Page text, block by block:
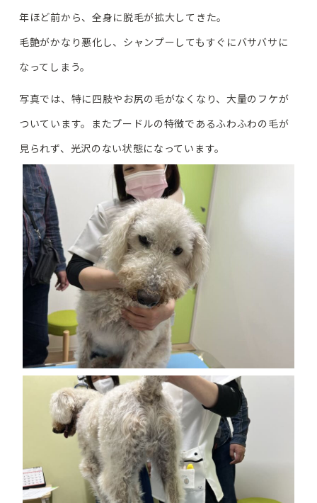
年ほど前から、全身に脱毛が拡大してきた。
毛艶がかなり悪化し、シャンプーしてもすぐにバサバサに
なってしまう。
写真では、特に四肢やお尻の毛がなくなり、大量のフケが
ついています。またプードルの特徴であるふわふわの毛が
見られず、光沢のない状態になっています。